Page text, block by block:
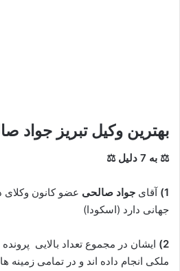
بهترین وکیل تبریز جواد
⚖ به 7 دلیل ⚖
1) آقای جواد صالحی عضو کانون وکلای
جهانی دارد (اسکودا)
2)
ایشان در مجموع تعداد بالایی
ملکی انجام داده اند و در تمامی زمینه